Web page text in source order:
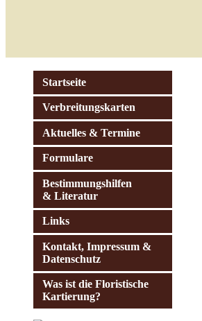
Startseite
Verbreitungskarten
Aktuelles & Termine
Formulare
Bestimmungshilfen
& Literatur
Links
Kontakt, Impressum &
Datenschutz
Was ist die Floristische
Kartierung?